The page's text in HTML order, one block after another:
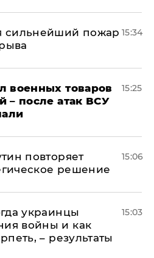
сильнейший пожар 15:34
военных товаров
– после атак ВСУ
15:25
повторяет
решение
15:06
украинцы
войны и как
– результаты
15:03